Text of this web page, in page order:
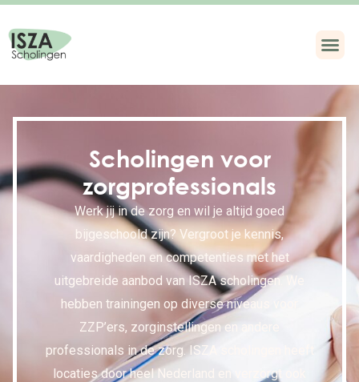
Scholingen voor
zorgprofessionals
Werk jij in de zorg en wil je altijd goed
bijgeschoold zijn? Vergroot je kennis,
vaardigheden en competenties met het
uitgebreide aanbod van ISZA scholingen. We
hebben trainingen op diverse niveaus voor
ZZP’ers, zorginstellingen en andere
professionals in de zorg. ISZA scholingen heeft
locaties door heel Nederland en verzorgt ook